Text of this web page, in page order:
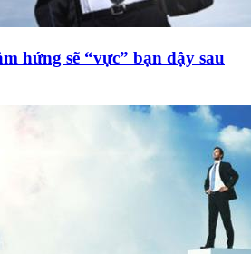
hứng sẽ “vực” bạn dậy sau